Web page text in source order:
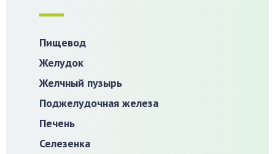
Пищевод
Желудок
Желчный пузырь
Поджелудочная железа
Печень
Селезенка